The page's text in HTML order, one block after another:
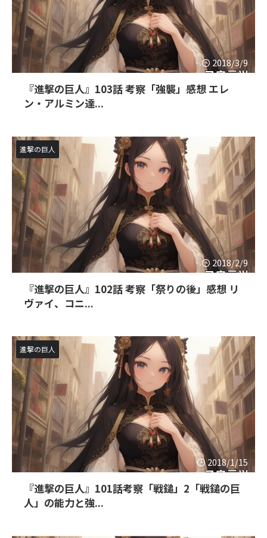
2018/3/9
『進撃の巨人』103話 考察「強襲」感想 エレ
ン・アルミン達...
2018/2/9
進撃の巨人
『進撃の巨人』102話 考察「祭りの後」感想 リ
ヴァイ、コニ...
2018/1/15
進撃の巨人
『進撃の巨人』101話考察「戦鎚」2「戦鎚の巨
人」の能力と強...